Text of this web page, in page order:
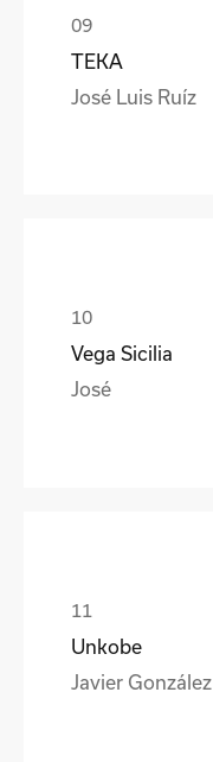
TEKA
José Luis Ruíz
Vega Sicilia
José
Unkobe
Javier González